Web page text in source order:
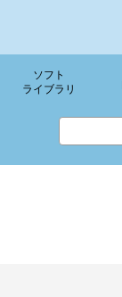
ソフト
ライブラリ